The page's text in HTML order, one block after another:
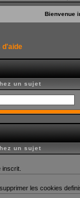
Bienvenue
d'aide
un sujet
un sujet
les cookies